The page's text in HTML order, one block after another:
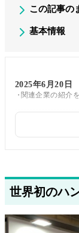
この記事の
基本情報
2025年6月20日
関連企業の紹介
筆者情報を更新
世界初のハ